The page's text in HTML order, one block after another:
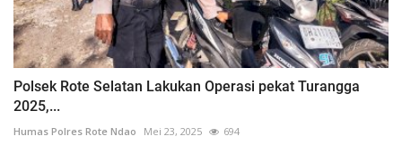
Polsek Rote Selatan Lakukan Operasi pekat Turangga
2025,...
Humas Polres Rote Ndao Mei 23, 2025 694